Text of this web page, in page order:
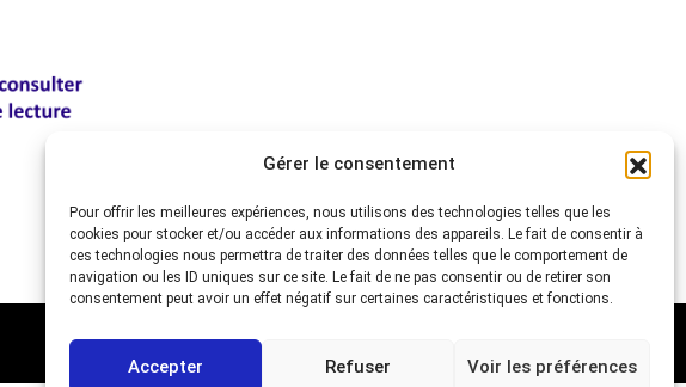
Gérer le consentement
Pour offrir les meilleures expériences, nous utilisons des technologies telles que les
cookies pour stocker et/ou accéder aux informations des appareils. Le fait de consentir à
ces technologies nous permettra de traiter des données telles que le comportement de
navigation ou les ID uniques sur ce site. Le fait de ne pas consentir ou de retirer son
consentement peut avoir un effet négatif sur certaines caractéristiques et fonctions.
Accepter Refuser Voir les préférences
Mentions légales